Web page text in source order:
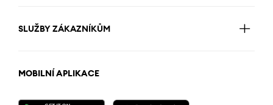
SLUŽBY ZÁKAZNÍKŮM
MOBILNÍ APLIKACE